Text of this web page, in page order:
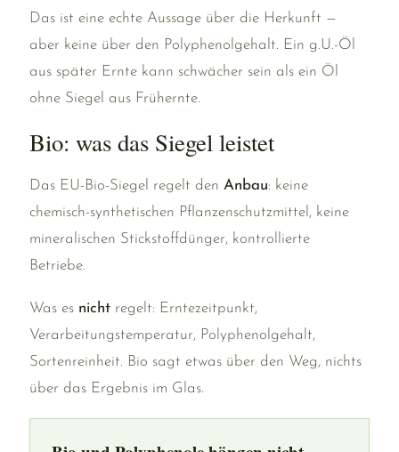
Das ist eine echte Aussage über die Herkunft —
aber keine über den Polyphenolgehalt. Ein g.U.-Öl
aus später Ernte kann schwächer sein als ein Öl
ohne Siegel aus Frühernte.
Bio: was das Siegel leistet
Das EU-Bio-Siegel regelt den Anbau: keine
chemisch-synthetischen Pflanzenschutzmittel, keine
mineralischen Stickstoffdünger, kontrollierte
Betriebe.
Was es nicht regelt: Erntezeitpunkt,
Verarbeitungstemperatur, Polyphenolgehalt,
Sortenreinheit. Bio sagt etwas über den Weg, nichts
über das Ergebnis im Glas.